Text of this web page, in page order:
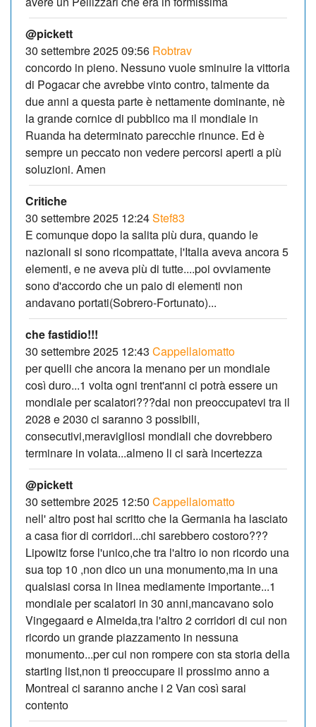
@pickett
30 settembre 2025 09:56 Robtrav
concordo in pieno. Nessuno vuole sminuire la vittoria
di Pogacar che avrebbe vinto contro, talmente da
due anni a questa parte è nettamente dominante, nè
la grande cornice di pubblico ma il mondiale in
Ruanda ha determinato parecchie rinunce. Ed è
sempre un peccato non vedere percorsi aperti a più
soluzioni. Amen
Critiche
30 settembre 2025 12:24Stef83
E comunque dopo la salita più dura, quando le
nazionali si sono ricompattate, l'Italia aveva ancora 5
elementi, e ne aveva più di tutte....poi ovviamente
sono d'accordo che un paio di elementi non
andavano portati(Sobrero-Fortunato)...
che fastidio!!!
30 settembre 2025 12:43 Cappellaiomatto
per quelli che ancora la menano per un mondiale
così duro...1 volta ogni trent'anni ci potrà essere un
mondiale per scalatori???dai non preoccupatevi tra il
2028 e 2030 ci saranno 3 possibili,
consecutivi,meravigliosi mondiali che dovrebbero
terminare in volata...almeno li ci sarà incertezza
@pickett
30 settembre 2025 12:50 Cappellaiomatto
nell' altro post hai scritto che la Germania ha lasciato
a casa fior di corridori...chi sarebbero costoro???
Lipowitz forse l'unico,che tra l'altro io non ricordo una
sua top 10 ,non dico un una monumento,ma in una
qualsiasi corsa in linea mediamente importante...1
mondiale per scalatori in 30 anni,mancavano solo
Vingegaard e Almeida,tra l'altro 2 corridori di cui non
ricordo un grande piazzamento in nessuna
monumento...per cui non rompere con sta storia della
starting list,non ti preoccupare il prossimo anno a
Montreal ci saranno anche i 2 Van così sarai
contento